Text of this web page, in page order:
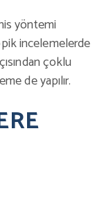
yöntemi
incelemelerde
çoklu
de yapılır.